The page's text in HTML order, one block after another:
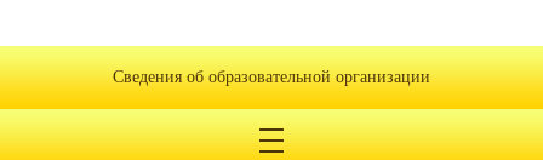
2020).pdf
(посмотреть)
Сведения об образовательной организации